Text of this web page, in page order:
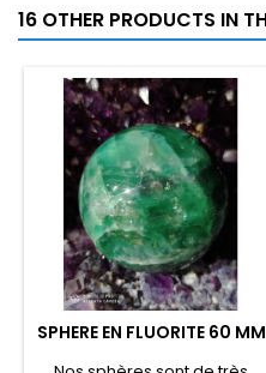
16 OTHER PRODUCTS IN
SPHERE EN FLUORITE 60 MM